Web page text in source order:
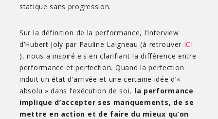
statique sans progression.
Sur la définition de la performance, l’interview
d’Hubert Joly par Pauline Laigneau (à retrouver ICI
), nous a inspiré.e.s en clarifiant la différence entre
performance et perfection. Quand la perfection
induit un état d’arrivée et une certaine idée d’«
absolu » dans l’exécution de soi, la performance
implique d’accepter ses manquements, de se
mettre en action et de faire du mieux qu’on